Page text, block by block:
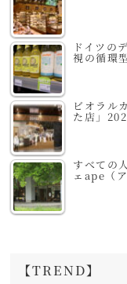
ドイツの
視の循環
ビオラル
た店」
すべての
ェape（
【TREND】